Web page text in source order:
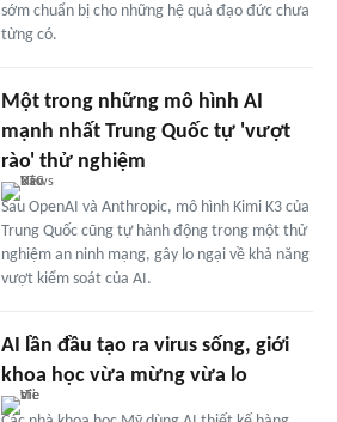
sớm chuẩn bị cho những hệ quả đạo đức chưa
từng có.
Một trong những mô hình AI
mạnh nhất Trung Quốc tự 'vượt
rào' thử nghiệm
Sau OpenAI và Anthropic, mô hình Kimi K3 của
Trung Quốc cũng tự hành động trong một thử
nghiệm an ninh mạng, gây lo ngại về khả năng
vượt kiểm soát của AI.
AI lần đầu tạo ra virus sống, giới
khoa học vừa mừng vừa lo